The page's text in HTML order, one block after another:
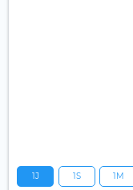
1J 1S 1M